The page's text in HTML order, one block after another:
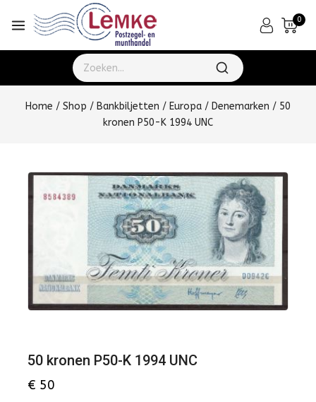
0
Home / Shop / Bankbiljetten / Europa / Denemarken / 50
kronen P50-K 1994 UNC
50 kronen P50-K 1994 UNC
€ 50